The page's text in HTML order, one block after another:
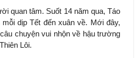
quan tâm. Suốt 14 năm qua, Táo
dịp Tết đến xuân về. Mới đây,
chuyện vui nhộn về hậu trường
Lôi.